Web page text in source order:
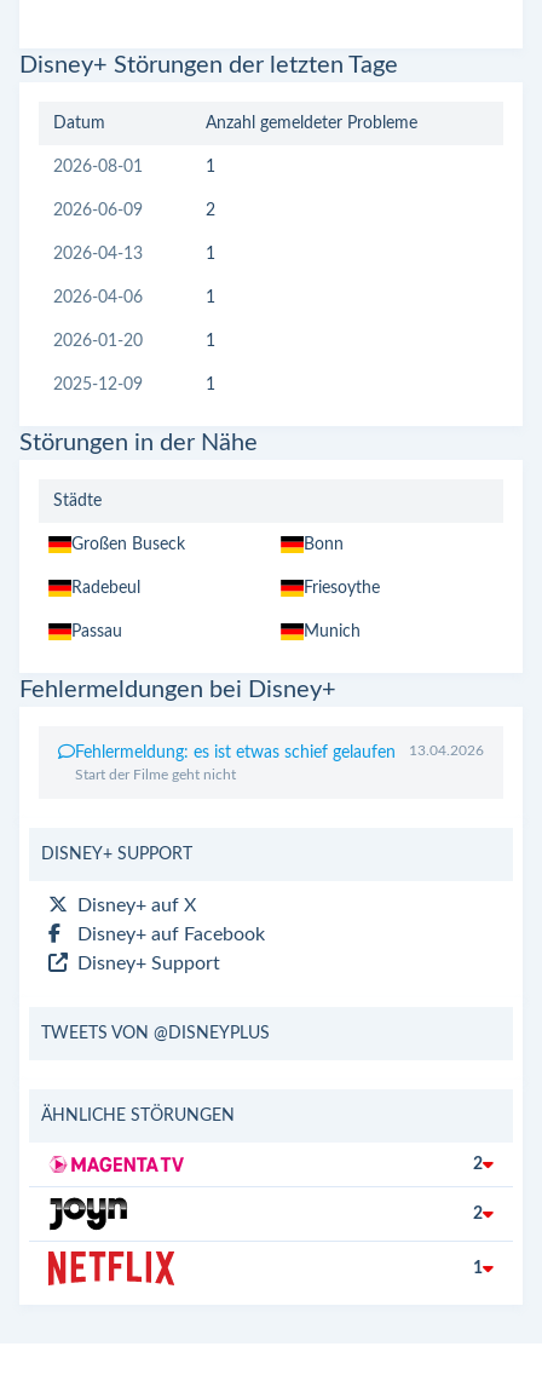
Disney+ Störungen der letzten Tage
Datum Anzahl gemeldeter Probleme
2026-08-01 1
2026-06-09 2
2026-04-13 1
2026-04-06 1
2026-01-20 1
2025-12-09 1
Störungen in der Nähe
Städte
Großen Buseck Bonn
Radebeul Friesoythe
Passau Munich
Fehlermeldungen bei Disney+
Fehlermeldung: es ist etwas schief gelaufen
Start der Filme geht nicht
13.04.2026
DISNEY+ SUPPORT
Disney+ auf X
Disney+ auf Facebook
Disney+ Support
TWEETS VON @DISNEYPLUS
ÄHNLICHE STÖRUNGEN
2
2
1